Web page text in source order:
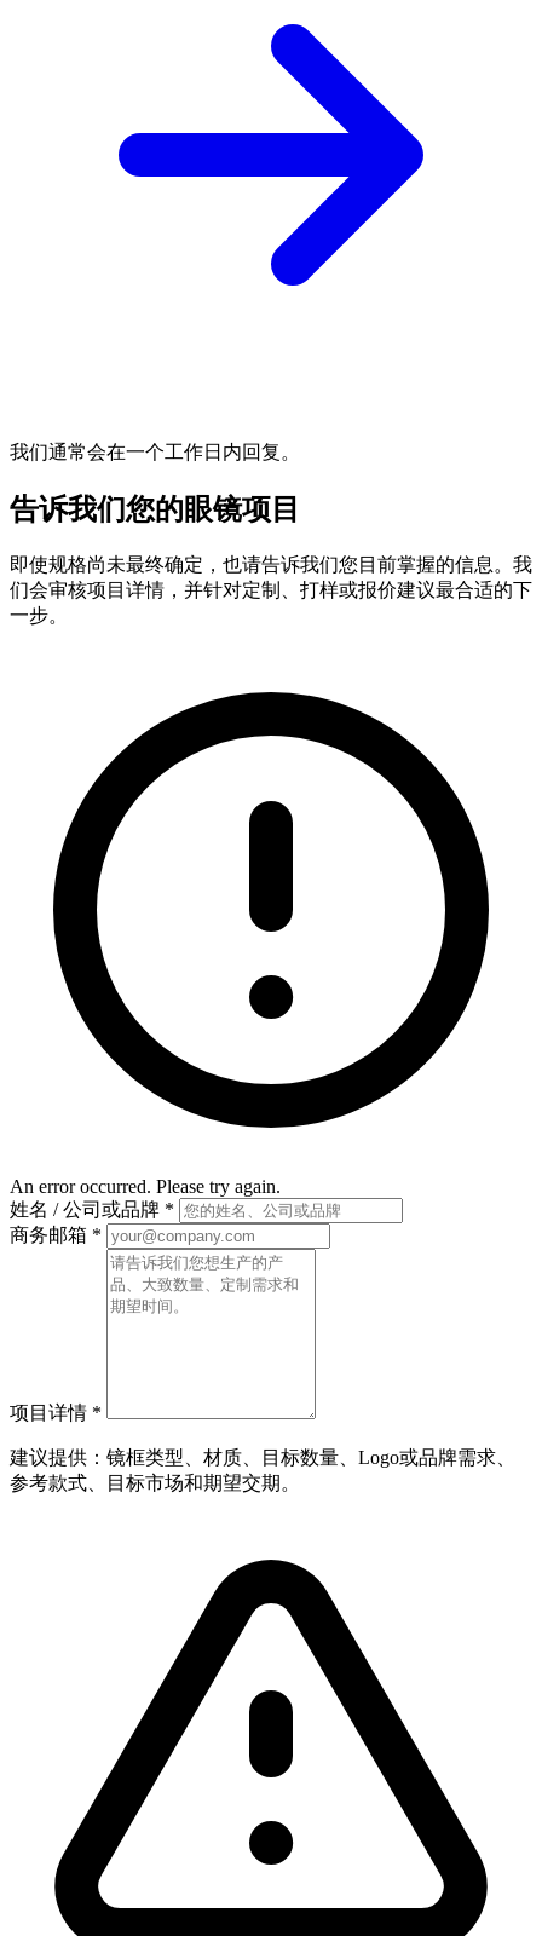
我们通常会在一个工作日内回复。
告诉我们您的眼镜项目
即使规格尚未最终确定，也请告诉我们您目前掌握的信息。我
们会审核项目详情，并针对定制、打样或报价建议最合适的下
一步。
An error occurred. Please try again.
姓名 / 公司或品牌 *
商务邮箱 *
项目详情 *
建议提供：镜框类型、材质、目标数量、Logo或品牌需求、
参考款式、目标市场和期望交期。